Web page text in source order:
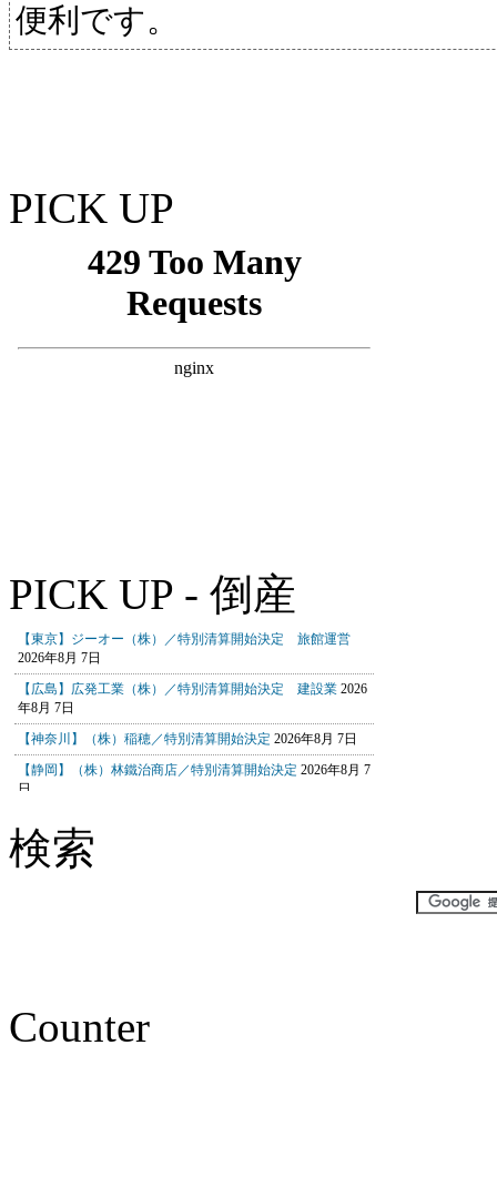
便利です。
PICK UP
PICK UP - 倒産
検索
Counter